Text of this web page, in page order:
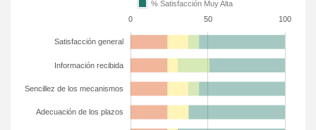
0 50 100
Satisfacción general
Información recibida
Sencillez de los mecanismos
Adecuación de los plazos
% Satisfacción Muy Alta